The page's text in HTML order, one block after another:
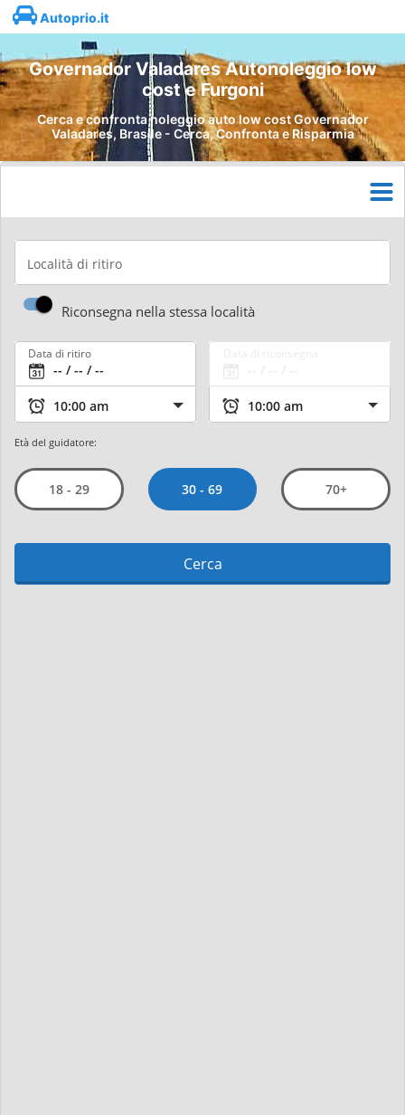
Autoprio.it
Governador Valadares Autonoleggio low
cost e Furgoni
Cerca e confronta noleggio auto low cost Governador
Valadares, Brasile - Cerca, Confronta e Risparmia
Località di ritiro
Riconsegna nella stessa località
Data di ritiro
Età del guidatore:
18 - 29 30 - 69 70+
Cerca